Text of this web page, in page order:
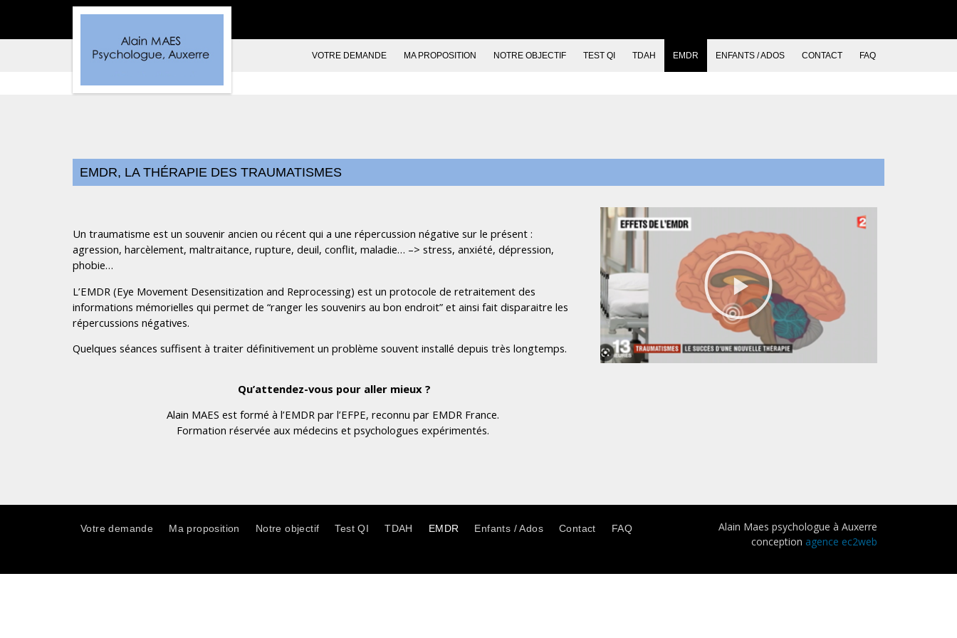
VOTRE DEMANDE MA PROPOSITION NOTRE OBJECTIF TEST QI TDAH EMDR ENFANTS / ADOS CONTACT FAQ
EMDR, LA THÉRAPIE DES TRAUMATISMES
Un traumatisme est un souvenir ancien ou récent qui a une répercussion négative sur le présent :
agression, harcèlement, maltraitance, rupture, deuil, conflit, maladie… –> stress, anxiété, dépression,
phobie…
L’EMDR (Eye Movement Desensitization and Reprocessing) est un protocole de retraitement des
informations mémorielles qui permet de “ranger les souvenirs au bon endroit” et ainsi fait disparaitre les
répercussions négatives.
Quelques séances suffisent à traiter définitivement un problème souvent installé depuis très longtemps.
Qu’attendez-vous pour aller mieux ?
Alain MAES est formé à l’EMDR par l’EFPE, reconnu par EMDR France.
Formation réservée aux médecins et psychologues expérimentés.
Votre demande Ma proposition Notre objectif Test QI TDAH EMDR Enfants / Ados Contact FAQ
Alain Maes psychologue à Auxerre
conception agence ec2web